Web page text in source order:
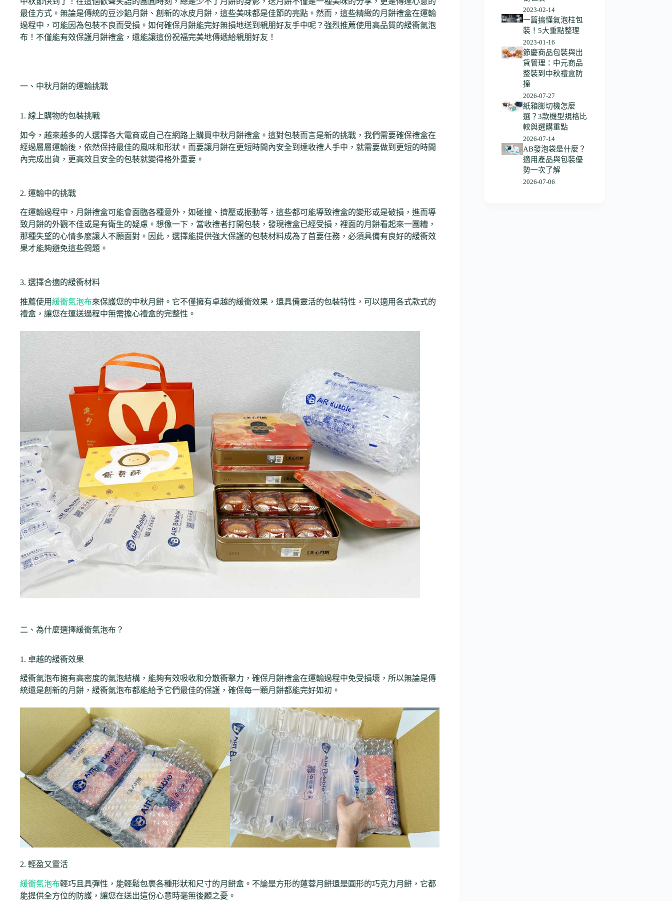
最佳方式。無論是傳統的豆沙餡月餅、創新的冰皮月餅，這些美味都是佳節的亮點。然而，這些精緻的月餅禮盒在運輸
過程中，可能因為包裝不良而受損。如何確保月餅能完好無損地送到親朋好友手中呢？強烈推薦使用高品質的緩衝氣泡
布！不僅能有效保護月餅禮盒，還能讓這份祝福完美地傳遞給親朋好友！
一、中秋月餅的運輸挑戰
1. 線上購物的包裝挑戰
如今，越來越多的人選擇各大電商或自己在網路上購買中秋月餅禮盒。這對包裝而言是新的挑戰，我們需要確保禮盒在
經過層層運輸後，依然保持最佳的風味和形狀。而要讓月餅在更短時間內安全到達收禮人手中，就需要做到更短的時間
內完成出貨，更高效且安全的包裝就變得格外重要。
2. 運輸中的挑戰
在運輸過程中，月餅禮盒可能會面臨各種意外，如碰撞、擠壓或振動等，這些都可能導致禮盒的變形或是破損，進而導
致月餅的外觀不佳或是有衛生的疑慮。想像一下，當收禮者打開包裝，發現禮盒已經受損，裡面的月餅看起來一團糟，
那種失望的心情多麼讓人不願面對。因此，選擇能提供強大保護的包裝材料成為了首要任務，必須具備有良好的緩衝效
果才能夠避免這些問題。
3. 選擇合適的緩衝材料
推薦使用緩衝氣泡布來保護您的中秋月餅。它不僅擁有卓越的緩衝效果，還具備靈活的包裝特性，可以適用各式款式的
禮盒，讓您在運送過程中無需擔心禮盒的完整性。
二、為什麼選擇緩衝氣泡布？
1. 卓越的緩衝效果
緩衝氣泡布擁有高密度的氣泡結構，能夠有效吸收和分散衝擊力，確保月餅禮盒在運輸過程中免受損壞，所以無論是傳
統還是創新的月餅，緩衝氣泡布都能給予它們最佳的保護，確保每一顆月餅都能完好如初。
2. 輕盈又靈活
緩衝氣泡布輕巧且具彈性，能輕鬆包裹各種形狀和尺寸的月餅盒。不論是方形的蓮蓉月餅還是圓形的巧克力月餅，它都
能提供全方位的防護，讓您在送出這份心意時毫無後顧之憂。
2023-02-14
一篇搞懂氣泡柱包
裝！5大重點整理
2023-01-16
節慶商品包裝與出
貨管理：中元商品
整裝到中秋禮盒防
撞
2026-07-27
紙箱膨切機怎麼
選？3款機型規格比
較與選購重點
2026-07-14
AB發泡袋是什麼？
適用產品與包裝優
勢一次了解
2026-07-06